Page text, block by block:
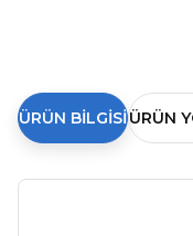
ÜRÜN BILGISI ÜRÜN